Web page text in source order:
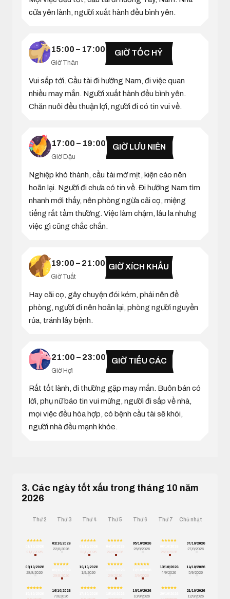
cửa yên lành, người xuất hành đều bình yên.
15:00 – 17:00
Giờ Thân
GIỜ TỐC HỶ
Vui sắp tới. Cầu tài đi hướng Nam, đi việc quan
nhiều may mắn. Người xuất hành đều bình yên.
Chăn nuôi đều thuận lợi, người đi có tin vui về.
17:00 – 19:00
Giờ Dậu
GIỜ LƯU NIÊN
Nghiệp khó thành, cầu tài mờ mịt, kiện cáo nên
hoãn lại. Người đi chưa có tin về. Đi hướng Nam tìm
nhanh mới thấy, nên phòng ngừa cãi cọ, miệng
tiếng rất tầm thường. Việc làm chậm, lâu la nhưng
việc gì cũng chắc chắn.
19:00 – 21:00
Giờ Tuất
GIỜ XÍCH KHẨU
Hay cãi cọ, gây chuyện đói kém, phải nên đề
phòng, người đi nên hoãn lại, phòng người nguyền
rủa, tránh lây bệnh.
21:00 – 23:00
Giờ Hợi
GIỜ TIỂU CÁC
Rất tốt lành, đi thường gặp may mắn. Buôn bán có
lời, phụ nữ báo tin vui mừng, người đi sắp về nhà,
mọi việc đều hòa hợp, có bệnh cầu tài sẽ khỏi,
người nhà đều mạnh khỏe.
3. Các ngày tốt xấu trong tháng 10 năm
2026
Thứ 2 Thứ 3 Thứ 4 Thứ 5 Thứ 6 Thứ 7 Chủ nhật
21/8/2026
02/10/2026
22/8/2026
23/8/2026
24/8/2026
05/10/2026
25/8/2026
26/8/2026
07/10/2026
27/8/2026
08/10/2026
28/8/2026
29/8/2026
10/10/2026
1/9/2026
2/9/2026
3/9/2026
13/10/2026
4/9/2026
14/10/2026
5/9/2026
16/10/2026
7/9/2026
19/10/2026
10/9/2026
21/10/2026
12/9/2026